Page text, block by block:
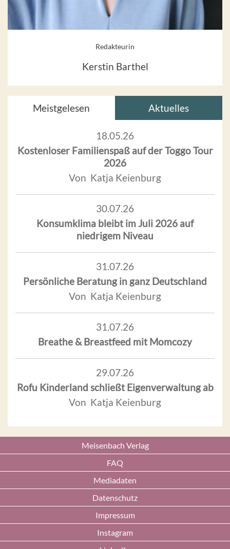
Redakteurin
Kerstin Barthel
Meistgelesen Aktuelles
18.05.26
Kostenloser Familienspaß auf der Toggo Tour
2026
Von Katja Keienburg
30.07.26
Konsumklima bleibt im Juli 2026 auf
niedrigem Niveau
31.07.26
Persönliche Beratung in ganz Deutschland
Von Katja Keienburg
31.07.26
Breathe & Breastfeed mit Momcozy
29.07.26
Rofu Kinderland schließt Eigenverwaltung ab
Von Katja Keienburg
Meisenbach Verlag
FAQ
Mediadaten
Datenschutz
Impressum
Instagram